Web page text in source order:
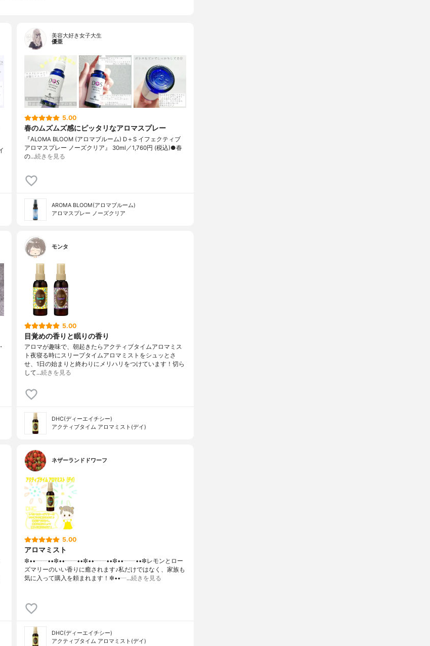
美容大好き女子大生
優亜
5.00
春のムズムズ感にピッタリなアロマスプレー
『ALOMA BLOOM (アロマブルーム) D＋S イフェクティブ
アロマスプレー ノーズクリア』 30ml／1,760円 (税込)●春
の…続きを見る
AROMA BLOOM(アロマブルーム)
アロマスプレー ノーズクリア
モンタ
5.00
目覚めの香りと眠りの香り
アロマが趣味で、朝起きたらアクティブタイムアロマミス
ト夜寝る時にスリープタイムアロマミストをシュッとさ
せ、1日の始まりと終わりにメリハリをつけています！切ら
して…続きを見る
DHC(ディーエイチシー)
アクティブタイム アロマミスト(デイ)
ネザーランドドワーフ
5.00
アロマミスト
✼••┈┈••✼••┈┈••✼••┈┈••✼••┈┈••✼レモンとロー
ズマリーのいい香りに癒されます♪私だけではなく、家族も
気に入って購入を頼まれます！✼••┈…続きを見る
DHC(ディーエイチシー)
アクティブタイム アロマミスト(デイ)